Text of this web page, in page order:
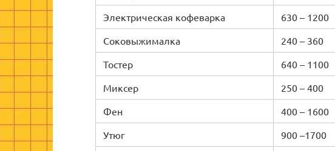
Электрическая кофеварка
630 – 1200
Соковыжималка
240 – 360
Тостер
640 – 1100
Миксер
250 – 400
Фен
400 – 1600
Утюг
900 –1700